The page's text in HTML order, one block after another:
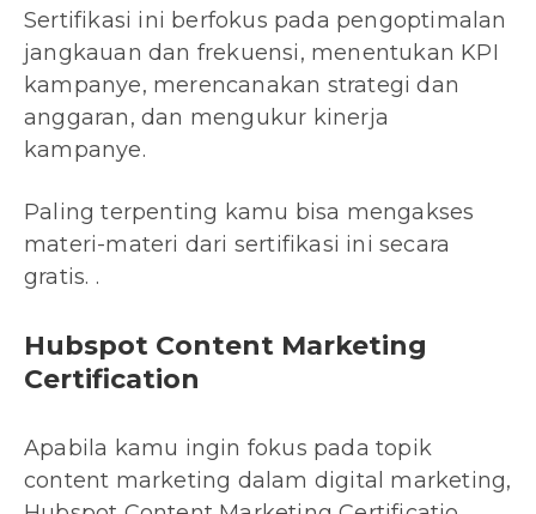
Sertifikasi ini berfokus pada pengoptimalan
jangkauan dan frekuensi, menentukan KPI
kampanye, merencanakan strategi dan
anggaran, dan mengukur kinerja
kampanye.
Paling terpenting kamu bisa mengakses
materi-materi dari sertifikasi ini secara
gratis. .
Hubspot Content Marketing
Certification
Apabila kamu ingin fokus pada topik
content marketing dalam digital marketing,